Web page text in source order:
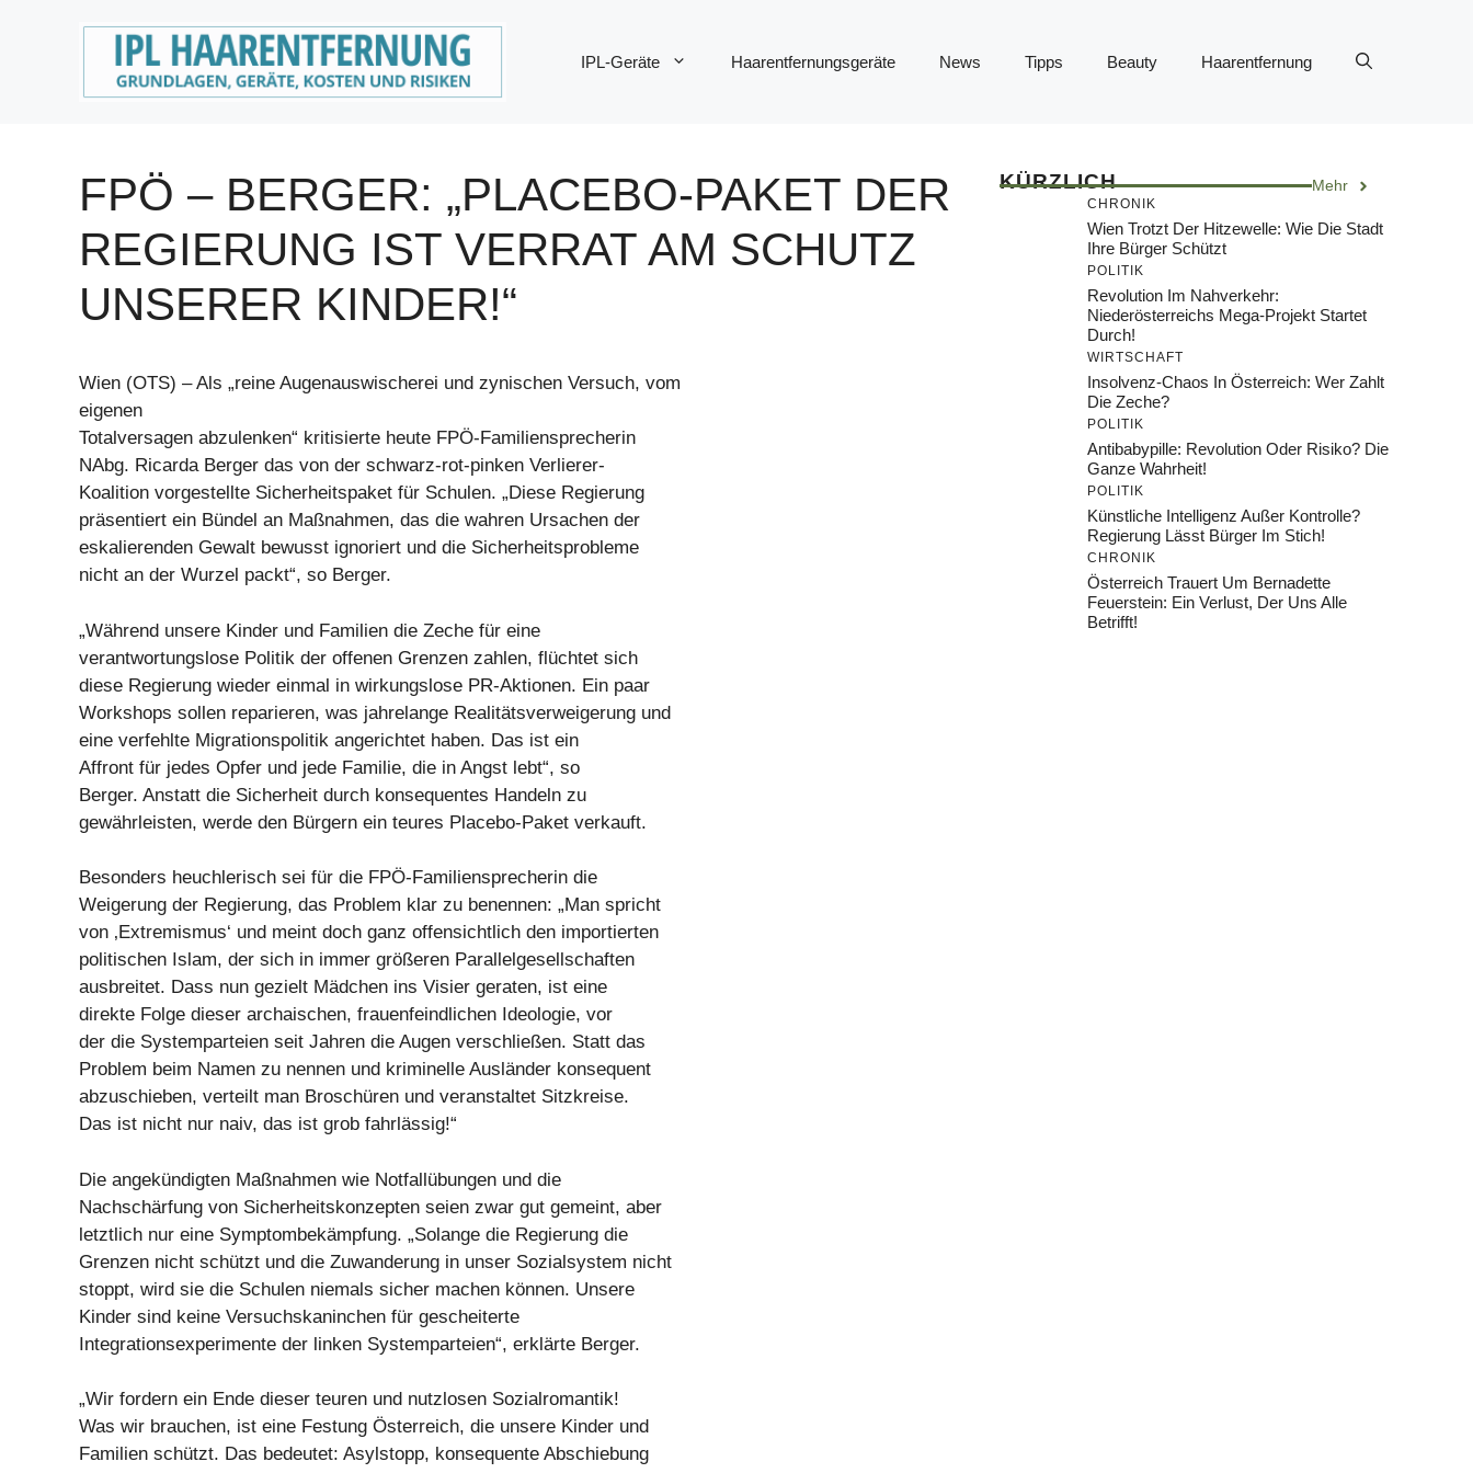
IPL-Geräte Haarentfernungsgeräte News Tipps Beauty Haarentfernung
FPÖ – BERGER: „PLACEBO-PAKET DER
REGIERUNG IST VERRAT AM SCHUTZ
UNSERER KINDER!“
Wien (OTS) – Als „reine Augenauswischerei und zynischen Versuch, vom
eigenen
Totalversagen abzulenken“ kritisierte heute FPÖ-Familiensprecherin
NAbg. Ricarda Berger das von der schwarz-rot-pinken Verlierer-
Koalition vorgestellte Sicherheitspaket für Schulen. „Diese Regierung
präsentiert ein Bündel an Maßnahmen, das die wahren Ursachen der
eskalierenden Gewalt bewusst ignoriert und die Sicherheitsprobleme
nicht an der Wurzel packt“, so Berger.
„Während unsere Kinder und Familien die Zeche für eine
verantwortungslose Politik der offenen Grenzen zahlen, flüchtet sich
diese Regierung wieder einmal in wirkungslose PR-Aktionen. Ein paar
Workshops sollen reparieren, was jahrelange Realitätsverweigerung und
eine verfehlte Migrationspolitik angerichtet haben. Das ist ein
Affront für jedes Opfer und jede Familie, die in Angst lebt“, so
Berger. Anstatt die Sicherheit durch konsequentes Handeln zu
gewährleisten, werde den Bürgern ein teures Placebo-Paket verkauft.
Besonders heuchlerisch sei für die FPÖ-Familiensprecherin die
Weigerung der Regierung, das Problem klar zu benennen: „Man spricht
von ‚Extremismus‘ und meint doch ganz offensichtlich den importierten
politischen Islam, der sich in immer größeren Parallelgesellschaften
ausbreitet. Dass nun gezielt Mädchen ins Visier geraten, ist eine
direkte Folge dieser archaischen, frauenfeindlichen Ideologie, vor
der die Systemparteien seit Jahren die Augen verschließen. Statt das
Problem beim Namen zu nennen und kriminelle Ausländer konsequent
abzuschieben, verteilt man Broschüren und veranstaltet Sitzkreise.
Das ist nicht nur naiv, das ist grob fahrlässig!“
Die angekündigten Maßnahmen wie Notfallübungen und die
Nachschärfung von Sicherheitskonzepten seien zwar gut gemeint, aber
letztlich nur eine Symptombekämpfung. „Solange die Regierung die
Grenzen nicht schützt und die Zuwanderung in unser Sozialsystem nicht
stoppt, wird sie die Schulen niemals sicher machen können. Unsere
Kinder sind keine Versuchskaninchen für gescheiterte
Integrationsexperimente der linken Systemparteien“, erklärte Berger.
„Wir fordern ein Ende dieser teuren und nutzlosen Sozialromantik!
Was wir brauchen, ist eine Festung Österreich, die unsere Kinder und
Familien schützt. Das bedeutet: Asylstopp, konsequente Abschiebung
KÜRZLICH Mehr
CHRONIK
Wien Trotzt Der Hitzewelle: Wie Die Stadt
Ihre Bürger Schützt
POLITIK
Revolution Im Nahverkehr:
Niederösterreichs Mega-Projekt Startet
Durch!
WIRTSCHAFT
Insolvenz-Chaos In Österreich: Wer Zahlt
Die Zeche?
POLITIK
Antibabypille: Revolution Oder Risiko? Die
Ganze Wahrheit!
POLITIK
Künstliche Intelligenz Außer Kontrolle?
Regierung Lässt Bürger Im Stich!
CHRONIK
Österreich Trauert Um Bernadette
Feuerstein: Ein Verlust, Der Uns Alle
Betrifft!